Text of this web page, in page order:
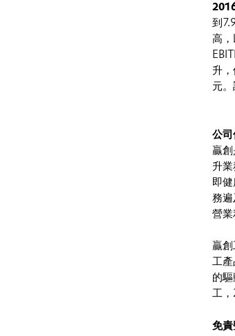
到
高
升
元
公
贏
升
即
務
營業
贏
工
的
工，
免責